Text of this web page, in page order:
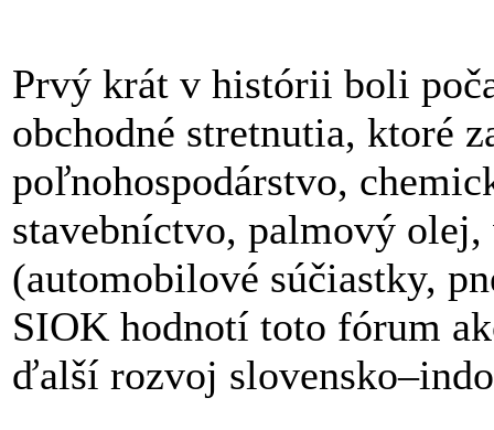
Prvý krát v histórii boli
obchodné stretnutia, ktoré
poľnohospodárstvo,
stavebníctvo, palmový
(automobilové súčiastky,
SIOK hodnotí toto fórum
ďalší rozvoj